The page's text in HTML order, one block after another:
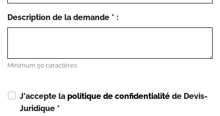
Description de la demande * :
Minimum 50 caractères
J'accepte la politique de confidentialité de Devis-
Juridique *